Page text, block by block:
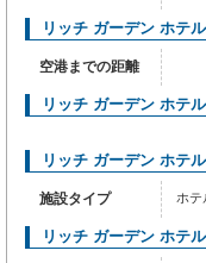
設にはフィットネス設備があ
リッチ ガーデン ホテ
空港までの距離
リッチ ガーデン ホテ
リッチ ガーデン ホテ
施設タイプ ホテ
リッチ ガーデン ホテ